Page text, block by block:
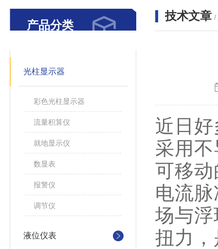
产品分类
光柱显示器
彩色光柱显示器
流量积算仪
就地显示仪
数显表
报警仪
调节仪
液位仪表
技术文章 /
近日
采用
可移
电流
场与
扭力